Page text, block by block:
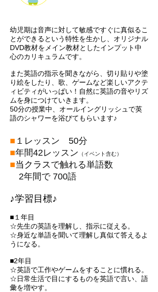
幼児期は音声に対して敏感ですぐに真似るこ
とができるという特性を生かし、 オリジナル
DVD教材をメイン教材としたインプット中
心のカリキュラムです。
また英語の指示を聞きながら、切り貼りや塗
り絵をしたり、歌、ゲームなど楽しいアクテ
ィビティがいっぱい！自然に英語の音やリズ
ムを身につけていきます。
50分の授業中、オールイングリッシュで英
語のシャワーを浴びてもらいます♪
■ １レッスン 50分
■年間42レッスン （イベント含む）
■当クラスで触れる単語数
2年間で 700語​​
♪学習目標♪
■１年目
☆先生の英語を理解し、指示に従える。
☆身近な単語を聞いて理解し真似て答えるよ
うになる。
■2年目
☆英語で工作やゲームをすることに慣れる。
☆日常生活で目にするものを英語で言い、語
彙を増やす。